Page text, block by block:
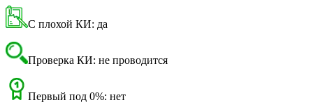
С плохой КИ: да
Проверка КИ: не проводится
Первый под 0%: нет